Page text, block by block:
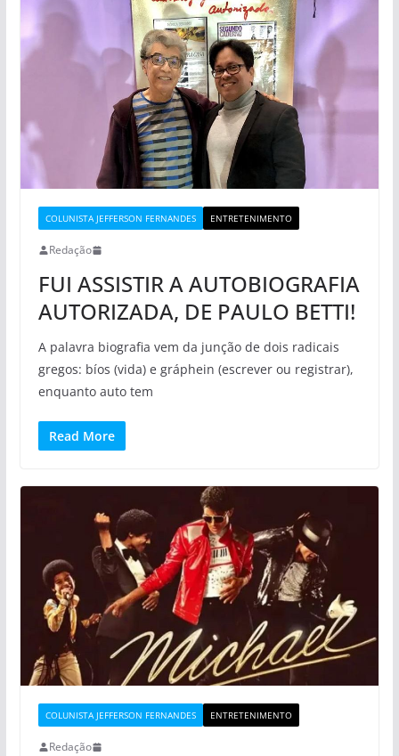
COLUNISTA JEFFERSON FERNANDES ENTRETENIMENTO
Redação
FUI ASSISTIR A AUTOBIOGRAFIA
AUTORIZADA, DE PAULO BETTI!
A palavra biografia vem da junção de dois radicais
gregos: bíos (vida) e gráphein (escrever ou registrar),
enquanto auto tem
Read More
COLUNISTA JEFFERSON FERNANDES ENTRETENIMENTO
Redação